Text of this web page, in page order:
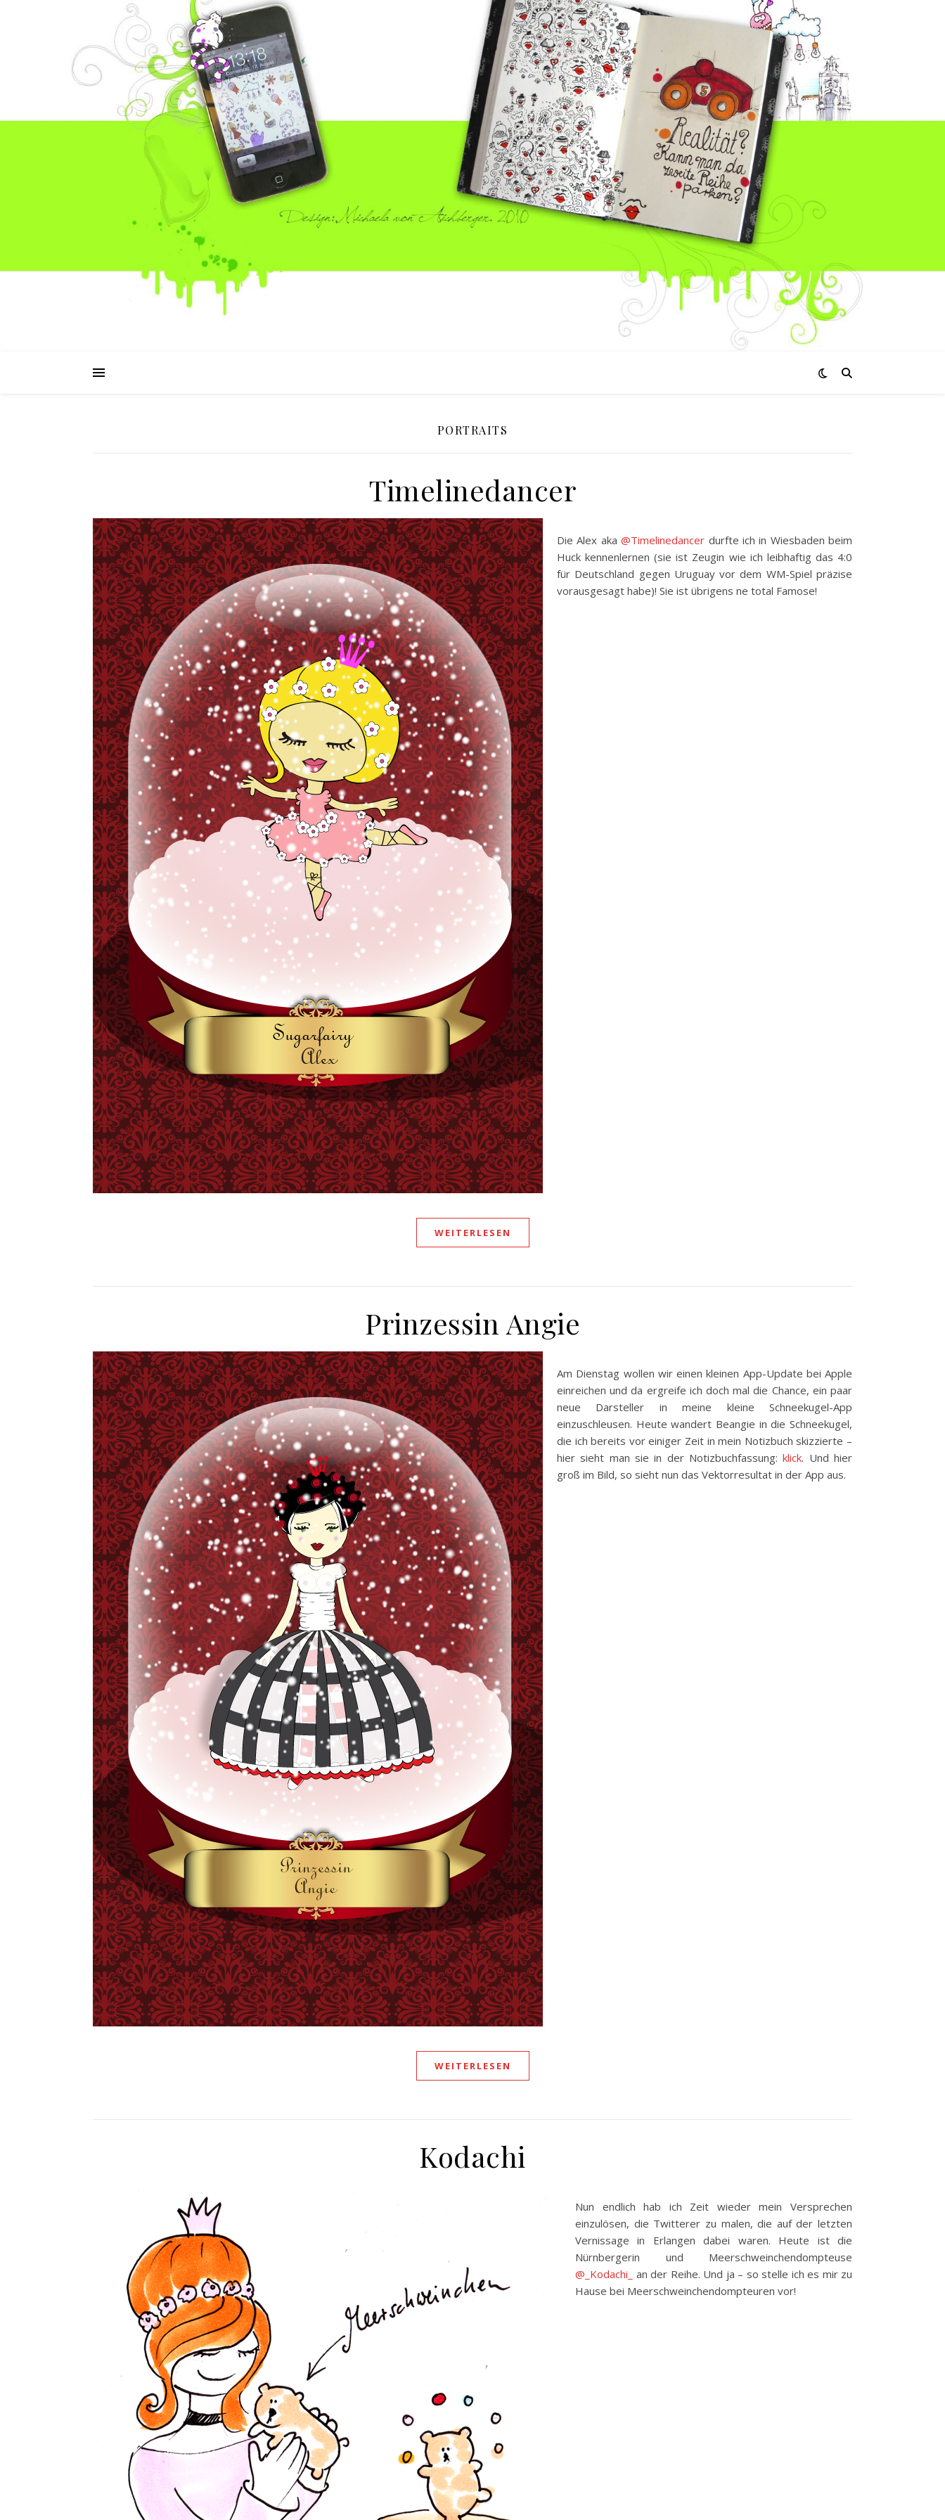
PORTRAITS
Timelinedancer
Die Alex aka@Timelinedancer durfte ich in Wiesbaden beim
Huck kennenlernen (sie ist Zeugin wie ich leibhaftig das 4:0
für Deutschland gegen Uruguay vor dem WM-Spiel präzise
vorausgesagt habe)! Sie ist übrigens ne total Famose!
WEITERLESEN
Prinzessin Angie
Am Dienstag wollen wir einen kleinen App-Update bei Apple
einreichen und da ergreife ich doch mal die Chance, ein paar
neue Darsteller in meine kleine Schneekugel-App
einzuschleusen. Heute wandert Beangie in die Schneekugel,
die ich bereits vor einiger Zeit in mein Notizbuch skizzierte –
hier sieht man sie in der Notizbuchfassung:klick. Und hier
groß im Bild, so sieht nun das Vektorresultat in der App aus.
WEITERLESEN
Kodachi
Nun endlich hab ich Zeit wieder mein Versprechen
einzulösen, die Twitterer zu malen, die auf der letzten
Vernissage in Erlangen dabei waren. Heute ist die
Nürnbergerin und Meerschweinchendompteuse
@_Kodachi_
an der Reihe. Und ja – so stelle ich es mir zu
Hause bei Meerschweinchendompteuren vor!